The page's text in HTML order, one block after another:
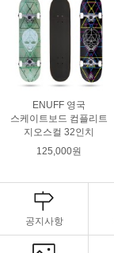
ENUFF 영국
스케이트보드 컴플리트
지오스컬 32인치
125,000원
공지사항